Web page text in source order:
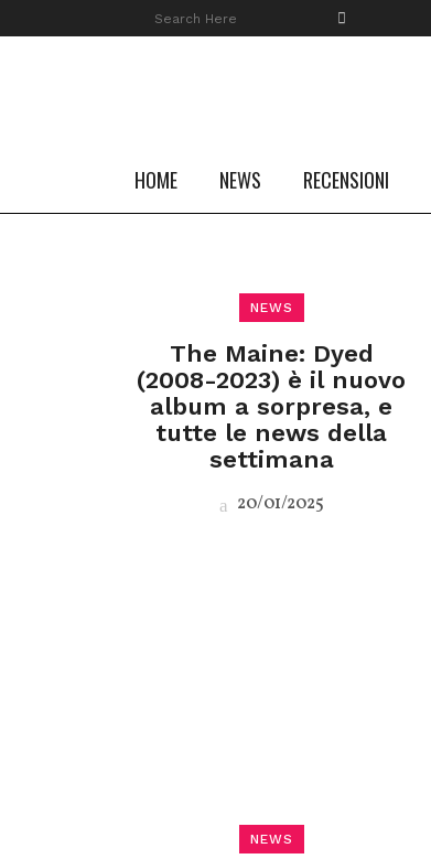
HOME NEWS RECENSIONI
NEWS
The Maine: Dyed
(2008-2023) è il nuovo
album a sorpresa, e
tutte le news della
settimana
20/01/2025
NEWS